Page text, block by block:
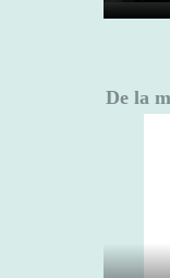
De la